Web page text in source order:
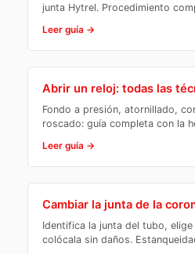
junta Hytrel. Procedimiento
Leer guía →
Abrir un reloj: todas las
Fondo a presión, atornillado,
roscado: guía completa con la
Leer guía →
Cambiar la junta de la
Identifica la junta del tubo,
colócala sin daños.